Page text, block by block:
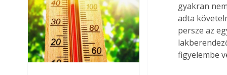
gyakran
adta
persze az
figyelembe